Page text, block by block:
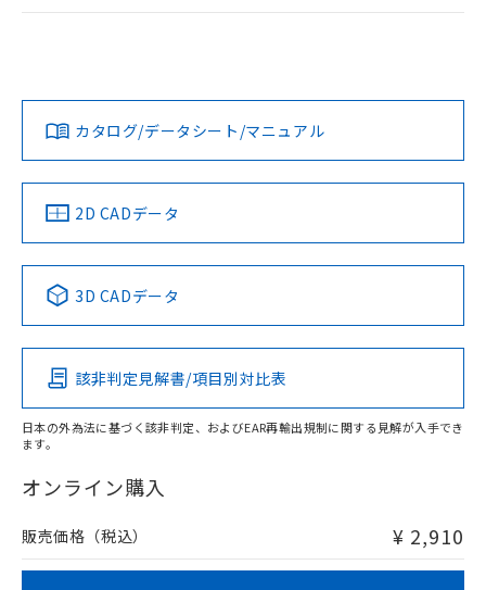
ログイン/会員登録
ダウンロードデータをご利用いただく前に、以下を必ずお読
みください。
ソフトウェアの使用条件
EU RoHS 注意事項・凡例
対応済み
中国 RoHS 注意事項・凡例
Pb Hg Cd Cr(VI)
O
在庫等で未対応品が混在する可能性があります。
問い合わせください。
LR型式承認
（イギリス
船舶規格）
DNV型式承認
（ノルウェー
BV型式承認
（フランス
KR型式
（韓国
No No No No
この製品の規格認証/適合状況ページへ
その他の認証はこちらのページからご検索ください
カタログ/データシート/マニュアル
2D CADデータ
3D CADデータ
該非判定見解書/項目別対比表
日本の外為法に基づく該非判定、およびEAR再輸出規制に関する見解が入手でき
ます。
オンライン購入
販売価格（税込） ¥ 2,910